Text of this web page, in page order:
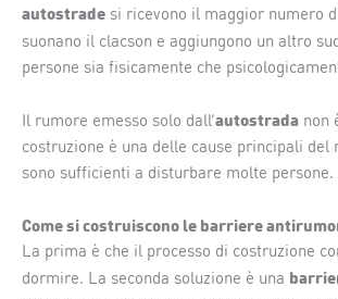
autostrade si ricevono il maggior numero
suonano il clacson e aggiungono un altro
persone sia fisicamente che
Il rumore emesso solo dall’autostrada non
costruzione è una delle cause principali
sono sufficienti a disturbare molte
Come si costruiscono le barriere
La prima è che il processo di costruzione
dormire. La seconda soluzione è una